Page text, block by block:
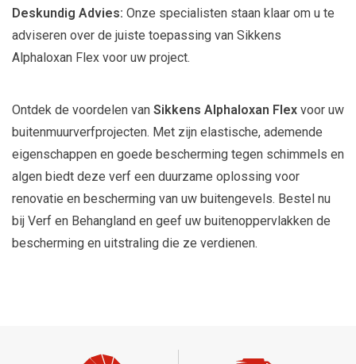
Deskundig Advies: Onze specialisten staan klaar om u te
adviseren over de juiste toepassing van Sikkens
Alphaloxan Flex voor uw project.
Ontdek de voordelen van Sikkens Alphaloxan Flex voor uw
buitenmuurverfprojecten. Met zijn elastische, ademende
eigenschappen en goede bescherming tegen schimmels en
algen biedt deze verf een duurzame oplossing voor
renovatie en bescherming van uw buitengevels. Bestel nu
bij Verf en Behangland en geef uw buitenoppervlakken de
bescherming en uitstraling die ze verdienen.